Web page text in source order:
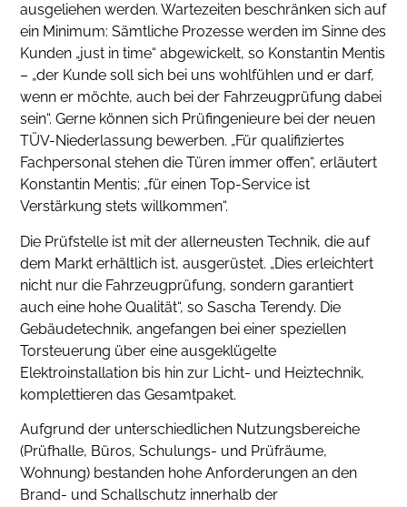
ausgeliehen werden. Wartezeiten beschränken sich auf
ein Minimum: Sämtliche Prozesse werden im Sinne des
Kunden „just in time“ abgewickelt, so Konstantin Mentis
– „der Kunde soll sich bei uns wohlfühlen und er darf,
wenn er möchte, auch bei der Fahrzeugprüfung dabei
sein“. Gerne können sich Prüfingenieure bei der neuen
TÜV-Niederlassung bewerben. „Für qualifiziertes
Fachpersonal stehen die Türen immer offen“, erläutert
Konstantin Mentis; „für einen Top-Service ist
Verstärkung stets willkommen“.
Die Prüfstelle ist mit der allerneusten Technik, die auf
dem Markt erhältlich ist, ausgerüstet. „Dies erleichtert
nicht nur die Fahrzeugprüfung, sondern garantiert
auch eine hohe Qualität“, so Sascha Terendy. Die
Gebäudetechnik, angefangen bei einer speziellen
Torsteuerung über eine ausgeklügelte
Elektroinstallation bis hin zur Licht- und Heiztechnik,
komplettieren das Gesamtpaket.
Aufgrund der unterschiedlichen Nutzungsbereiche
(Prüfhalle, Büros, Schulungs- und Prüfräume,
Wohnung) bestanden hohe Anforderungen an den
Brand- und Schallschutz innerhalb der